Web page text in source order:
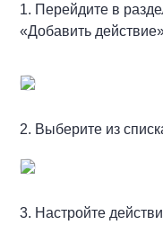
1. Перейдите в
«Добавить
2. Выберите из
3. Настройте